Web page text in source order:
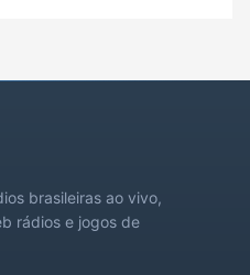
brasileiras ao vivo,
rádios e jogos de